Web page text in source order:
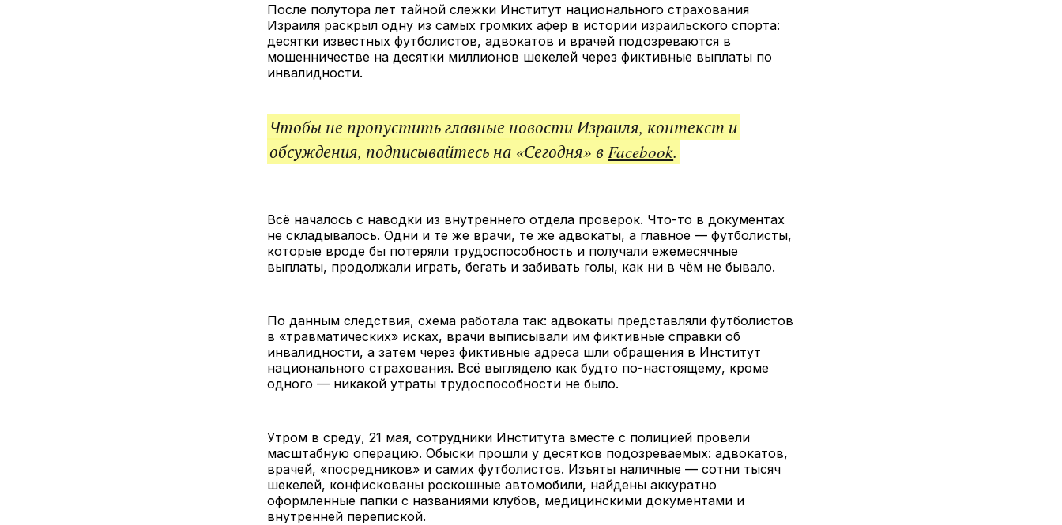
После полутора лет тайной слежки Институт национального страхования
Израиля раскрыл одну из самых громких афер в истории израильского спорта:
десятки известных футболистов, адвокатов и врачей подозреваются в
мошенничестве на десятки миллионов шекелей через фиктивные выплаты по
инвалидности.
Чтобы не пропустить главные новости Израиля, контекст и
обсуждения, подписывайтесь на «Сегодня» вFacebook.
Всё началось с наводки из внутреннего отдела проверок. Что-то в документах
не складывалось. Одни и те же врачи, те же адвокаты, а главное — футболисты,
которые вроде бы потеряли трудоспособность и получали ежемесячные
выплаты, продолжали играть, бегать и забивать голы, как ни в чём не бывало.
По данным следствия, схема работала так: адвокаты представляли футболистов
в «травматических» исках, врачи выписывали им фиктивные справки об
инвалидности, а затем через фиктивные адреса шли обращения в Институт
национального страхования. Всё выглядело как будто по-настоящему, кроме
одного — никакой утраты трудоспособности не было.
Утром в среду, 21 мая, сотрудники Института вместе с полицией провели
масштабную операцию. Обыски прошли у десятков подозреваемых: адвокатов,
врачей, «посредников» и самих футболистов. Изъяты наличные — сотни тысяч
шекелей, конфискованы роскошные автомобили, найдены аккуратно
оформленные папки с названиями клубов, медицинскими документами и
внутренней перепиской.